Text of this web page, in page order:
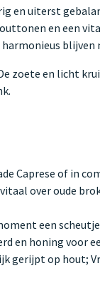
en uiterst
en een
blijven
zoete en licht
Caprese of in
over oude
een
en honing voor
gerijpt op hout;